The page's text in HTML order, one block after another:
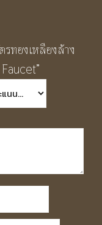
ทองเหลืองล้าง